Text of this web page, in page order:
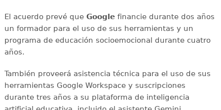
El acuerdo prevé queGooglefinancie durante dos años
un formador para el uso de sus herramientas y un
programa de educación socioemocional durante cuatro
años.
También proveerá asistencia técnica para el uso de sus
herramientas Google Workspace y suscripciones
durante tres años a su plataforma de inteligencia